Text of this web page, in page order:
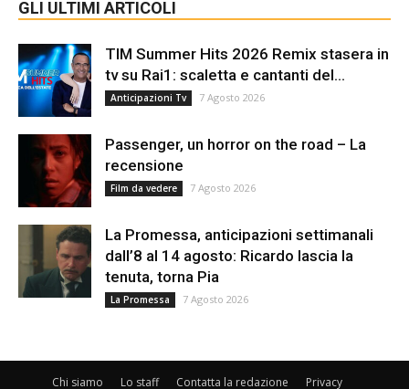
GLI ULTIMI ARTICOLI
TIM Summer Hits 2026 Remix stasera in
tv su Rai1: scaletta e cantanti del...
Anticipazioni Tv 7 Agosto 2026
Passenger, un horror on the road – La
recensione
Film da vedere 7 Agosto 2026
La Promessa, anticipazioni settimanali
dall’8 al 14 agosto: Ricardo lascia la
tenuta, torna Pia
La Promessa 7 Agosto 2026
Chi siamo Lo staff Contatta la redazione Privacy